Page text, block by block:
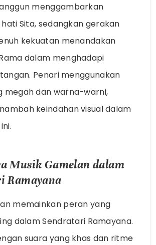
menggambarkan
Sita, sedangkan gerakan
kekuatan menandakan
dalam menghadapi
Penari menggunakan
megah dan warna-warni,
keindahan visual dalam
Musik Gamelan dalam
Ramayana
memainkan peran yang
dalam Sendratari Ramayana.
suara yang khas dan ritme